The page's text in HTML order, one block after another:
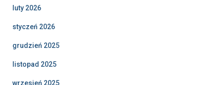
luty 2026
styczeń 2026
grudzień 2025
listopad 2025
wrzesień 2025